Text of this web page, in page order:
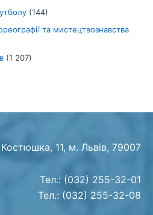
(144)
та мистецтвознавства
(1 207)
11, м. Львів, 79007
Тел.: (032) 255-32-01
Тел.: (032) 255-32-08